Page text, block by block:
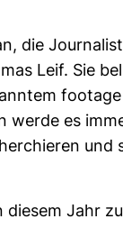
die
Leif. Sie
werde es
und
diesem Jahr